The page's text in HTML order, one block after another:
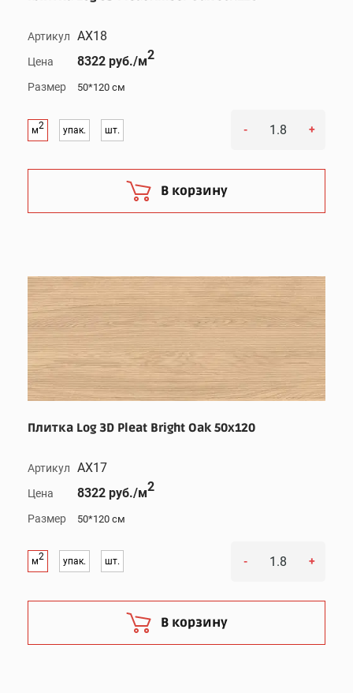
Артикул AX18
Цена 8322 руб./м2
Размер 50*120 см
м2 упак. шт. - +
В корзину
Плитка Log 3D Pleat Bright Oak 50x120
Артикул AX17
Цена 8322 руб./м2
Размер 50*120 см
м2 упак. шт. - +
В корзину